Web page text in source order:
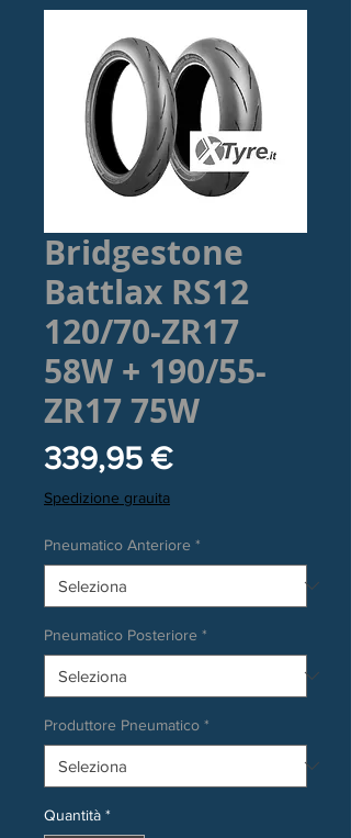
Bridgestone
Battlax RS12
120/70-ZR17
58W + 190/55-
ZR17 75W
339,95 €Prezzo
Spedizione grauita
Pneumatico Anteriore *
Pneumatico Posteriore *
Produttore Pneumatico *
Quantità *